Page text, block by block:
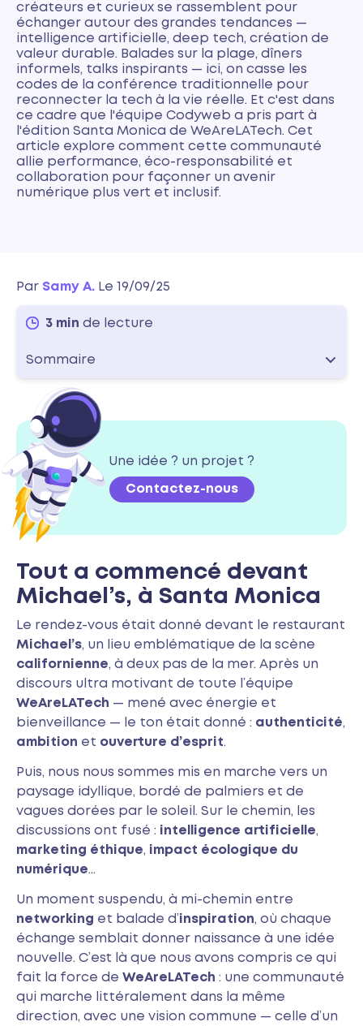
créateurs et curieux se rassemblent pour
échanger autour des grandes tendances —
intelligence artificielle, deep tech, création de
valeur durable. Balades sur la plage, dîners
informels, talks inspirants — ici, on casse les
codes de la conférence traditionnelle pour
reconnecter la tech à la vie réelle. Et c'est dans
ce cadre que l'équipe Codyweb a pris part à
l'édition Santa Monica de WeAreLATech. Cet
article explore comment cette communauté
allie performance, éco-responsabilité et
collaboration pour façonner un avenir
numérique plus vert et inclusif.
Par Samy A. Le 19/09/25
3 min de lecture
Sommaire
Une idée ? un projet ?
Contactez-nous
Tout a commencé devant
Michael’s, à Santa Monica
Le rendez-vous était donné devant le restaurant
Michael’s, un lieu emblématique de la scène
californienne, à deux pas de la mer. Après un
discours ultra motivant de toute l’équipe
WeAreLATech — mené avec énergie et
bienveillance — le ton était donné : authenticité,
ambition et ouverture d’esprit.
Puis, nous nous sommes mis en marche vers un
paysage idyllique, bordé de palmiers et de
vagues dorées par le soleil. Sur le chemin, les
discussions ont fusé : intelligence artificielle,
marketing éthique, impact écologique du
numérique…
Un moment suspendu, à mi-chemin entre
networking et balade d’inspiration, où chaque
échange semblait donner naissance à une idée
nouvelle. C’est là que nous avons compris ce qui
fait la force de WeAreLATech : une communauté
qui marche littéralement dans la même
direction, avec une vision commune — celle d’un